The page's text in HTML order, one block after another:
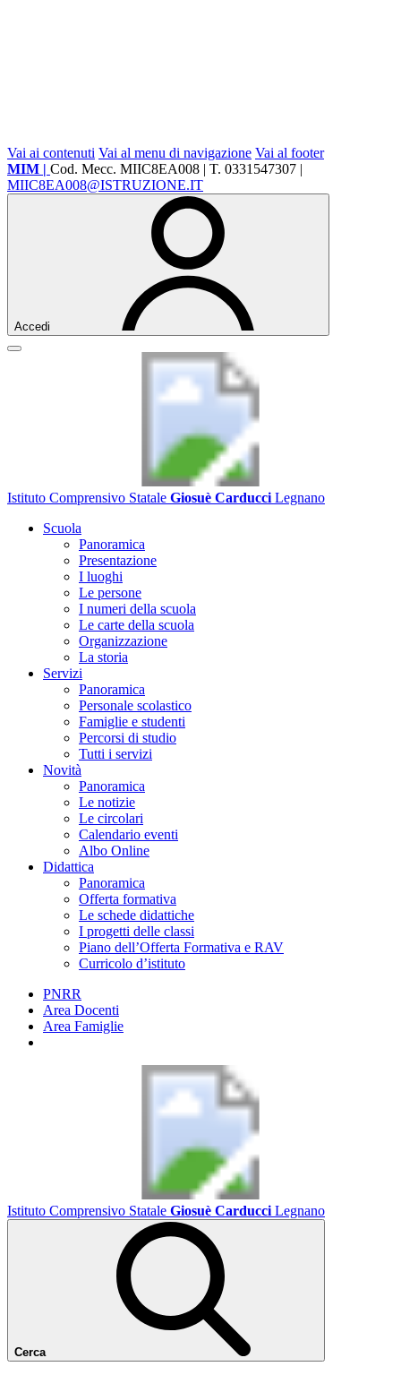
Vai ai contenuti Vai al menu di navigazione Vai al footer
MIM | Cod. Mecc. MIIC8EA008 | T. 0331547307 |
MIIC8EA008@ISTRUZIONE.IT
Accedi
Istituto Comprensivo Statale Giosuè Carducci Legnano
Scuola
Panoramica
Presentazione
I luoghi
Le persone
I numeri della scuola
Le carte della scuola
Organizzazione
La storia
Servizi
Panoramica
Personale scolastico
Famiglie e studenti
Percorsi di studio
Tutti i servizi
Novità
Panoramica
Le notizie
Le circolari
Calendario eventi
Albo Online
Didattica
Panoramica
Offerta formativa
Le schede didattiche
I progetti delle classi
Piano dell’Offerta Formativa e RAV
Curricolo d’istituto
PNRR
Area Docenti
Area Famiglie
Istituto Comprensivo Statale Giosuè Carducci Legnano
Cerca